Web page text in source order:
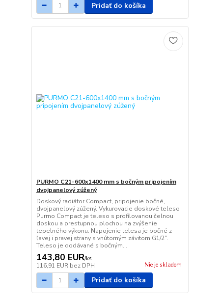
Pridať do košíka
PURMO C21-600x1400 mm s bočným pripojením
dvojpanelový zúžený
Doskový radiátor Compact, pripojenie bočné,
dvojpanelový zúžený. Vykurovacie doskové teleso
Purmo Compact je teleso s profilovanou čelnou
doskou a prestupnou plochou na zvýšenie
tepelného výkonu. Napojenie telesa je bočné z
ľavej i pravej strany s vnútorným závitom G1/2".
Teleso je dodávané s bočným...
143,80 EUR/ks
116,91 EUR bez DPH Nie je skladom
Pridať do košíka